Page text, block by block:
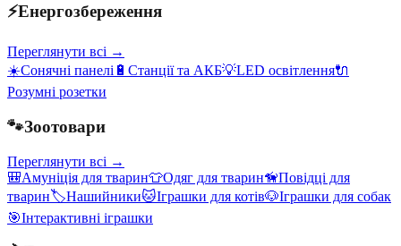
⚡Енергозбереження
Переглянути всі →
☀️Сонячні панелі 🔋 Станції та АКБ💡LED освітлення🔌
Розумні розетки
🐾Зоотовари
Переглянути всі →
🎒Амуніція для тварин👕Одяг для тварин🦮Повідці для
тварин🏷️Нашийники🐱Іграшки для котів🐶Іграшки для собак
🎯Інтерактивні іграшки